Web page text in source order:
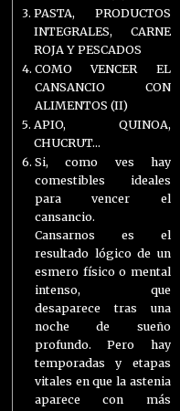
PASTA, PRODUCTOS
INTEGRALES, CARNE
ROJA Y PESCADOS
COMO VENCER EL
CANSANCIO CON
ALIMENTOS (II)
APIO, QUINOA,
CHUCRUT…
Si, como ves hay
comestibles ideales
para vencer el
cansancio.
Cansarnos es el
resultado lógico de un
esmero físico o mental
intenso, que
desaparece tras una
noche de sueño
profundo. Pero hay
temporadas y etapas
vitales en que la astenia
aparece con más